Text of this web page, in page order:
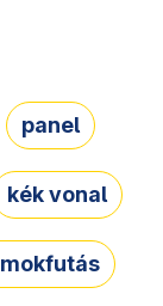
panel
kék vonal